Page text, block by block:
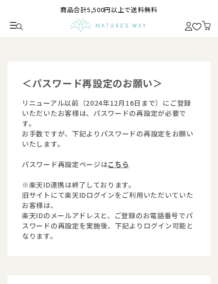
商品合計5,500円以上で送料無料
＜パスワード再設定のお願い＞
リニューアル以前（2024年12月16日まで）にご登録
いただいたお客様は、パスワードの再設定が必要で
す。
お手数ですが、下記よりパスワードの再設定をお願い
いたします。
パスワード再設定ページはこちら
※楽天ID連携は終了しております。
旧サイトにて楽天IDログインをご利用いただいていた
お客様は、
楽天IDのメールアドレスと、ご登録のお電話番号でパ
スワードの再設定を実施後、下記よりログイン可能と
なります。